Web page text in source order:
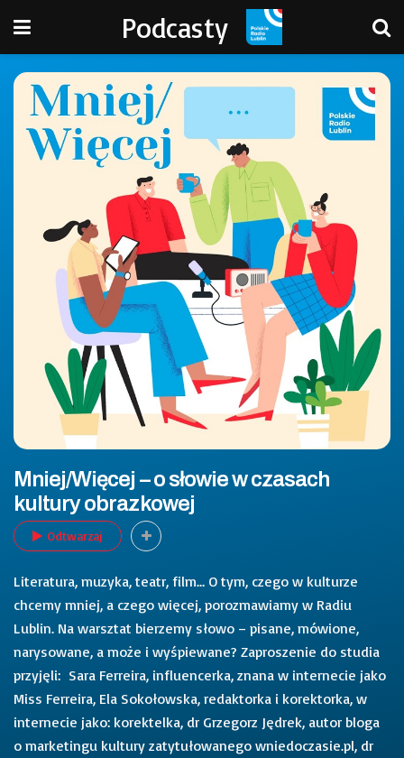
Podcasty
Mniej/Więcej – o słowie w czasach
kultury obrazkowej
Odtwarzaj
Literatura, muzyka, teatr, film… O tym, czego w kulturze
chcemy mniej, a czego więcej, porozmawiamy w Radiu
Lublin. Na warsztat bierzemy słowo – pisane, mówione,
narysowane, a może i wyśpiewane? Zaproszenie do studia
przyjęli: Sara Ferreira, influencerka, znana w internecie jako
Miss Ferreira, Ela Sokołowska, redaktorka i korektorka, w
internecie jako: korektelka, dr Grzegorz Jędrek, autor bloga
o marketingu kultury zatytułowanego wniedoczasie.pl, dr